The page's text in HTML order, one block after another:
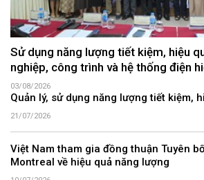
Sử dụng năng lượng tiết kiệm, hiệu
nghiệp, công trình và hệ thống điện
03/08/2026
Quản lý, sử dụng năng lượng tiết kiệm,
21/07/2026
Việt Nam tham gia đồng thuận Tuyên
Montreal về hiệu quả năng lượng